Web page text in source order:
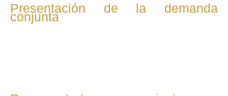
Presentación de la demanda
conjunta